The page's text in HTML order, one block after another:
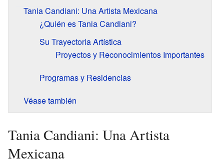
Tania Candiani: Una Artista Mexicana
¿Quién es Tania Candiani?
Su Trayectoria Artística
Proyectos y Reconocimientos Importantes
Programas y Residencias
Véase también
Tania Candiani: Una Artista
Mexicana